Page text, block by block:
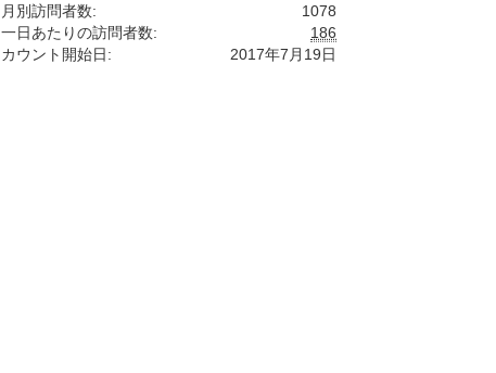
1078
月別訪問者数:
186
一日あたりの訪問者数:
2017年7月19日
カウント開始日: